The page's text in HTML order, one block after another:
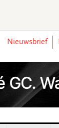
Nieuwsbrief